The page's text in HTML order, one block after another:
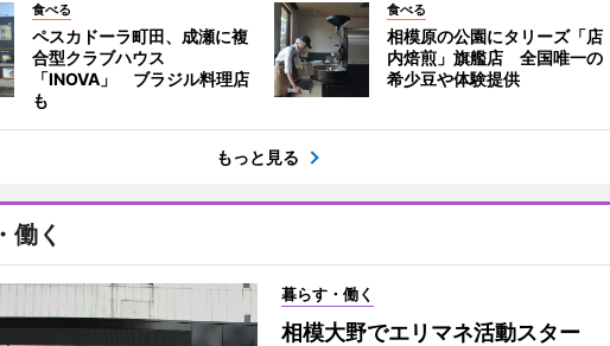
食べる
ペスカドーラ町田、成瀬に複
合型クラブハウス
「INOVA」 ブラジル料理店
も
食べる
相模原の公園にタリーズ「店
内焙煎」旗艦店 全国唯一の
希少豆や体験提供
もっと見る
働く
暮らす・働く
相模大野でエリマネ活動スター